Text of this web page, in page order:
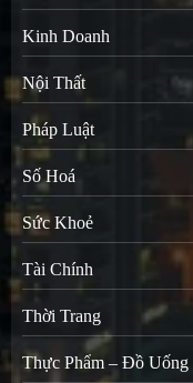
Kinh Doanh
Nội Thất
Pháp Luật
Số Hoá
Sức Khoẻ
Tài Chính
Thời Trang
Thực Phẩm – Đồ Uống